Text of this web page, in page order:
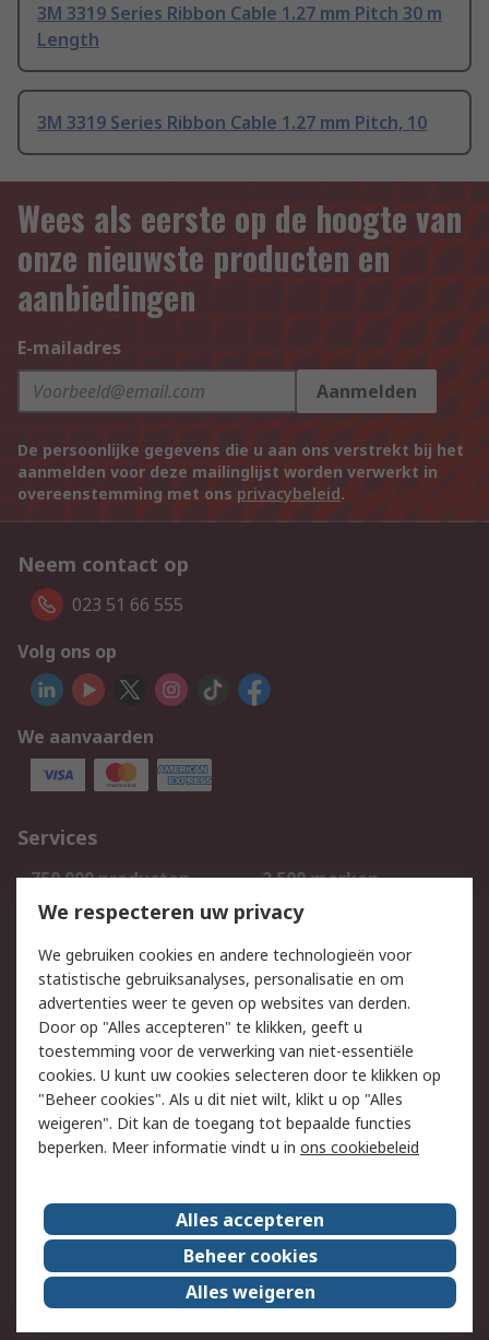
3M 3319 Series Ribbon Cable 1.27 mm Pitch 30 m
Length
3M 3319 Series Ribbon Cable 1.27 mm Pitch, 10
Wees als eerste op de hoogte van
onze nieuwste producten en
aanbiedingen
E-mailadres
Aanmelden
De persoonlijke gegevens die u aan ons verstrekt bij het
aanmelden voor deze mailinglijst worden verwerkt in
overeenstemming met ons privacybeleid.
Neem contact op
023 51 66 555
Volg ons op
We aanvaarden
Services
750.000 producten
2.500 merken
Bestellen
Inkoopoplossingen
Track & Trace
Wettelijk
Cookiebeleid
Email veiligheid
Privacybeleid
Websitevoorwaarden
Algemene
verkoopvoorwaarden
Over RS
RS Group
Over ons
RS wereldwijd
Werken bij RS
ESG
We respecteren uw privacy
We gebruiken cookies en andere technologieën voor
statistische gebruiksanalyses, personalisatie en om
advertenties weer te geven op websites van derden.
Door op "Alles accepteren" te klikken, geeft u
toestemming voor de verwerking van niet-essentiële
cookies. U kunt uw cookies selecteren door te klikken op
"Beheer cookies". Als u dit niet wilt, klikt u op "Alles
weigeren". Dit kan de toegang tot bepaalde functies
beperken. Meer informatie vindt u in ons cookiebeleid
Alles accepteren
Beheer cookies
Alles weigeren